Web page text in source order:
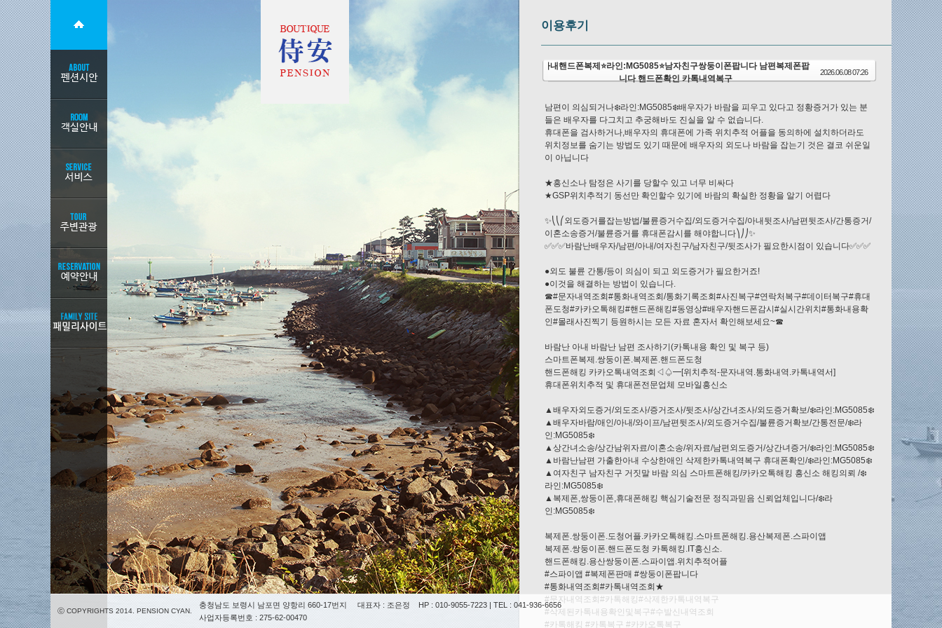
이용후기
아내핸드폰복제⭐라인:MG5085⭐남자친구쌍둥이폰팝니다 남편복제폰팝
니다 핸드폰확인 카톡내역복구
2026.06.08 07:26
남편이 의심되거나❄️라인:MG5085❄️배우자가 바람을 피우고 있다고 정황증거가 있는 분
들은 배우자를 다그치고 추궁해바도 진실을 알 수 없습니다.
휴대폰을 검사하거나,배우자의 휴대폰에 가족 위치추적 어플을 동의하에 설치하더라도
위치정보를 숨기는 방법도 있기 때문에 배우자의 외도나 바람을 잡는기 것은 결코 쉬운일
이 아닙니다
★흥신소나 탐정은 사기를 당할수 있고 너무 비싸다
★GSP위치추적기 동선만 확인할수 있기에 바람의 확실한 정황을 알기 어렵다
✨⎝⎝⎛외도증거를잡는방법/불륜증거수집/외도증거수집/아내뒷조사/남편뒷조사/간통증거/
이혼소송증거/불륜증거를 휴대폰감시를 해야합니다⎞⎠⎠✨
✅✅✅바람난배우자/남편/아내/여자친구/남자친구/뒷조사가 필요한시점이 있습니다✅✅✅
●외도 불륜 간통/등이 의심이 되고 외도증거가 필요한거죠!
●이것을 해결하는 방법이 있습니다.
☎#문자내역조회#통화내역조회/통화기록조회#사진복구#연락처복구#데이터복구#휴대
폰도청#카카오톡해킹#핸드폰해킹#동영상#배우자핸드폰감시#실시간위치#통화내용확
인#몰래사진찍기 등원하시는 모든 자료 혼자서 확인해보세요~☎
바람난 아내 바람난 남편 조사하기(카톡내용 확인 및 복구 등)
스마트폰복제.쌍둥이폰.복제폰.핸드폰도청
핸드폰해킹 카카오톡내역조회◁♤━[위치추적-문자내역.통화내역.카톡내역서]
휴대폰위치추적 및 휴대폰전문업체 모바일흥신소
▲배우자외도증거/외도조사/증거조사/뒷조사/상간녀조사/외도증거확보/❄️라인:MG5085❄️
▲배우자바람/애인/아내/와이프/남편뒷조사/외도증거수집/불륜증거확보/간통전문/❄️라
인:MG5085❄️
▲상간녀소송/상간남위자료/이혼소송/위자료/남편외도증거/상간녀증거/❄️라인:MG5085❄️
▲바람난남편 가출한아내 수상한애인 삭제한카톡내역복구 휴대폰확인/❄️라인:MG5085❄️
▲여자친구 남자친구 거짓말 바람 의심 스마트폰해킹/카카오톡해킹 흥신소 해킹의뢰 /❄️
라인:MG5085❄️
▲복제폰,쌍둥이폰,휴대폰해킹 핵심기술전문 정직과믿음 신뢰업체입니다/❄️라
인:MG5085❄️
복제폰.쌍둥이폰.도청어플.카카오톡해킹.스마트폰해킹.용산복제폰.스파이앱
복제폰.쌍둥이폰.핸드폰도청 카톡해킹.IT흥신소.
핸드폰해킹.용산쌍둥이폰.스파이앱.위치추적어플
#스파이앱 #복제폰판매 #쌍둥이폰팝니다
#통화내역조회#카톡내역조회★
#문자내역조회#카톡해킹#삭제한카톡내역복구
#삭제된카톡내용확인및복구#수발신내역조회
#카톡해킹 #카톡복구 #카카오톡복구
ⓒ COPYRIGHTS 2014. PENSION CYAN.
충청남도 보령시 남포면 양항리 660-17번지 대표자 : 조은정
HP : 010-9055-7223 | TEL : 041-936-6656
사업자등록번호 : 275-62-00470